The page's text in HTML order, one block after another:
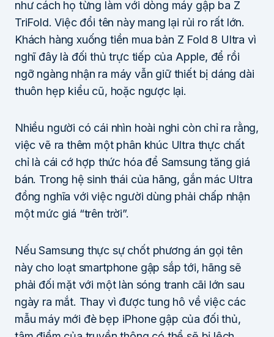
như cách họ từng làm với dòng máy gập ba Z
TriFold. Việc đổi tên này mang lại rủi ro rất lớn.
Khách hàng xuống tiền mua bản Z Fold 8 Ultra vì
nghĩ đây là đối thủ trực tiếp của Apple, để rồi
ngỡ ngàng nhận ra máy vẫn giữ thiết bị dáng dài
thuôn hẹp kiểu cũ, hoặc ngược lại.
Nhiều người có cái nhìn hoài nghi còn chỉ ra rằng,
việc vẽ ra thêm một phân khúc Ultra thực chất
chỉ là cái cớ hợp thức hóa để Samsung tăng giá
bán. Trong hệ sinh thái của hãng, gắn mác Ultra
đồng nghĩa với việc người dùng phải chấp nhận
một mức giá “trên trời”.
Nếu Samsung thực sự chốt phương án gọi tên
này cho loạt smartphone gập sắp tới, hãng sẽ
phải đối mặt với một làn sóng tranh cãi lớn sau
ngày ra mắt. Thay vì được tung hô về việc các
mẫu máy mới đè bẹp iPhone gập của đối thủ,